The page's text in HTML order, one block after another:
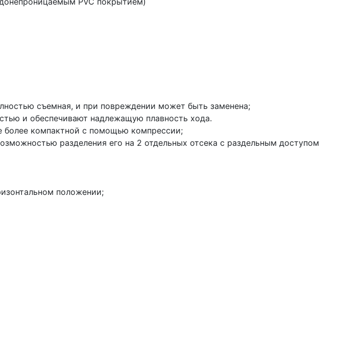
съемная, и при повреждении может быть заменена;
и обеспечивают надлежащую плавность хода.
более компактной с помощью компрессии;
разделения его на 2 отдельных отсека с раздельным доступом
положении;